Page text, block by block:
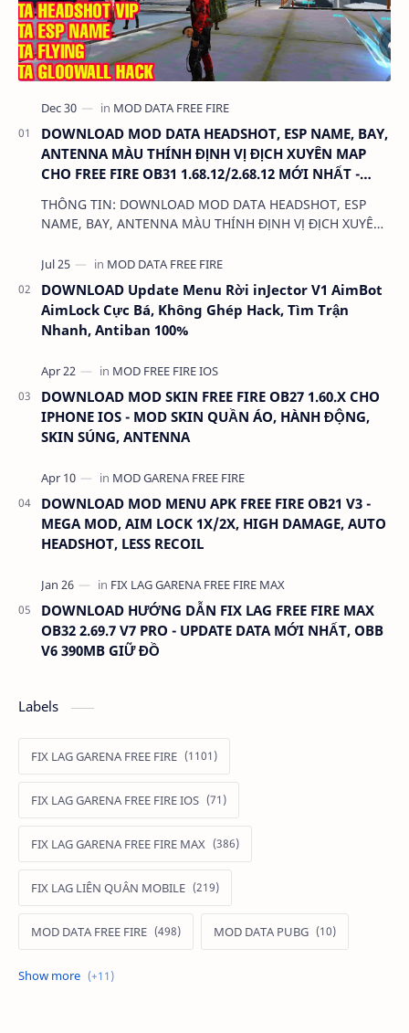
DOWNLOAD MOD DATA HEADSHOT, ESP NAME, BAY,
ANTENNA MÀU THÍNH ĐỊNH VỊ ĐỊCH XUYÊN MAP
CHO FREE FIRE OB31 1.68.12/2.68.12 MỚI NHẤT -
KHÔNG KHÓA NICK
THÔNG TIN: DOWNLOAD MOD DATA HEADSHOT, ESP
NAME, BAY, ANTENNA MÀU THÍNH ĐỊNH VỊ ĐỊCH XUYÊN
KHÔN…
DOWNLOAD Update Menu Rời inJector V1 AimBot
AimLock Cực Bá, Không Ghép Hack, Tìm Trận
Nhanh, Antiban 100%
DOWNLOAD MOD SKIN FREE FIRE OB27 1.60.X CHO
IPHONE IOS - MOD SKIN QUẦN ÁO, HÀNH ĐỘNG,
SKIN SÚNG, ANTENNA
DOWNLOAD MOD MENU APK FREE FIRE OB21 V3 -
MEGA MOD, AIM LOCK 1X/2X, HIGH DAMAGE, AUTO
HEADSHOT, LESS RECOIL
DOWNLOAD HƯỚNG DẪN FIX LAG FREE FIRE MAX
OB32 2.69.7 V7 PRO - UPDATE DATA MỚI NHẤT, OBB
V6 390MB GIỮ ĐỒ
Labels
FIX LAG GARENA FREE FIRE
FIX LAG GARENA FREE FIRE IOS
FIX LAG GARENA FREE FIRE MAX
FIX LAG LIÊN QUÂN MOBILE
MOD DATA FREE FIRE MOD DATA PUBG
MOD FREE FIRE